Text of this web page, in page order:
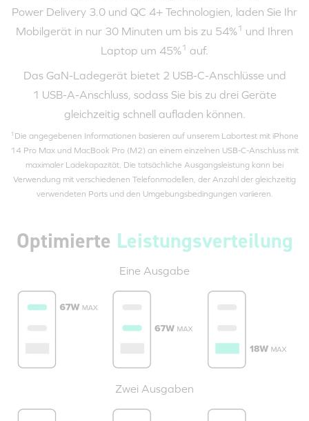
Power Delivery 3.0 und QC 4+ Technologien, laden Sie Ihr
Mobilgerät in nur 30 Minuten um bis zu 54%1 und Ihren
Laptop um 45%1 auf.
Das GaN-Ladegerät bietet 2 USB-C-Anschlüsse und
1 USB-A-Anschluss , sodass Sie bis zu drei Geräte
gleichzeitig schnell aufladen können.
1 Die angegebenen Informationen basieren auf unserem Labortest mit iPhone
14 Pro Max und MacBook Pro (M2) an einem einzelnen USB-C-Anschluss mit
maximaler Ladekapazität. Die tatsächliche Ausgangsleistung kann bei
Verwendung mit verschiedenen Telefonmodellen, der Anzahl der gleichzeitig
verwendeten Ports und den Umgebungsbedingungen variieren.
Optimierte Leistungsverteilung
Eine Ausgabe
Zwei Ausgaben